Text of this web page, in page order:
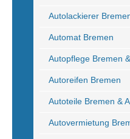
Autolackierer
Automat Bremen
Autopflege Bremen
Autoreifen Bremen
Autoteile Bremen &
Autovermietung